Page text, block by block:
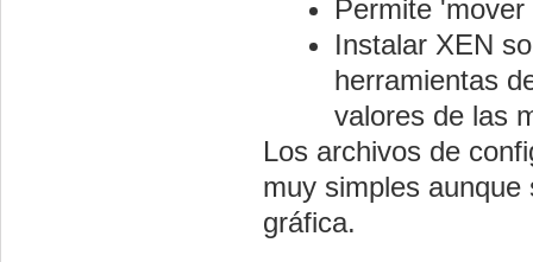
Permite
Instalar XEN
herramientas
valores de las
Los archivos de
muy simples
gráfica.